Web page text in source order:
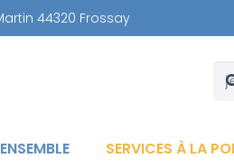
44320 Frossay
SERVICES À LA